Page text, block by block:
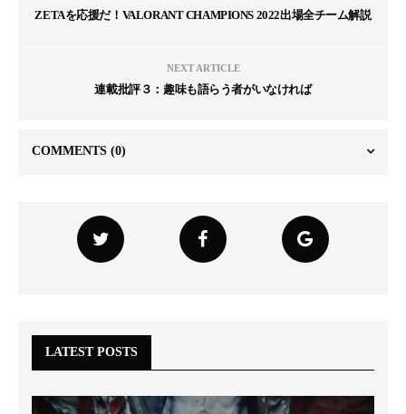
ZETAを応援だ！VALORANT CHAMPIONS 2022出場全チーム解説
NEXT ARTICLE
連載批評３：趣味も語らう者がいなければ
COMMENTS (0)
LATEST POSTS